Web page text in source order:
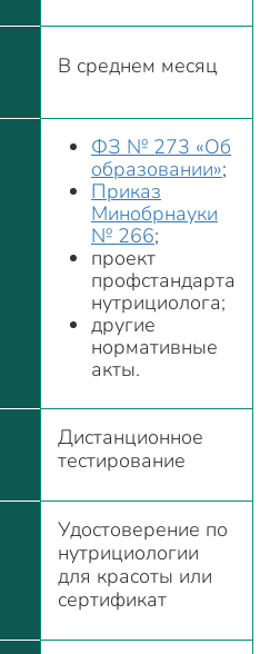
В среднем месяц
ФЗ № 273 «Об
образовании»;
Приказ
Минобрнауки
№ 266;
проект
профстандарта
нутрициолога;
другие
нормативные
акты.
Дистанционное
тестирование
Удостоверение по
нутрициологии
для красоты или
сертификат